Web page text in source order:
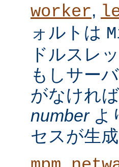
worker,
ォルトは
ドルスレ
もしサー
がなけれ
numberよ
セスが生